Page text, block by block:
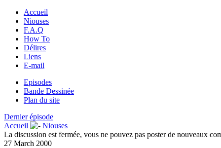
Accueil
Niouses
F.A.Q
How To
Délires
Liens
E-mail
Episodes
Bande Dessinée
Plan du site
Dernier épisode
Accueil
Niouses
La discussion est fermée, vous ne pouvez pas poster de nouveaux
27 March 2000